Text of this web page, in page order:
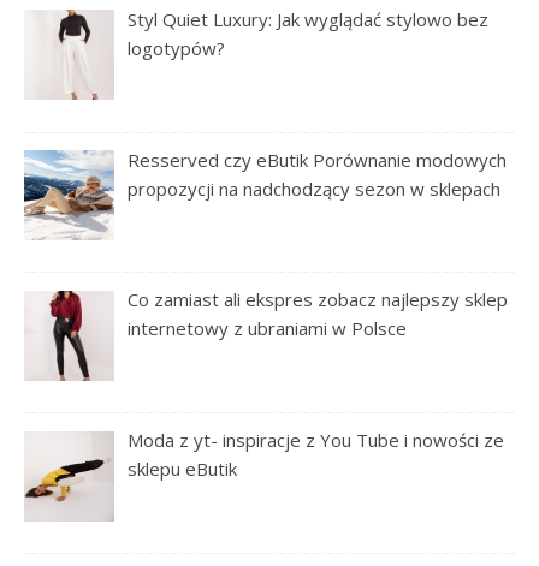
Styl Quiet Luxury: Jak wyglądać stylowo bez
logotypów?
Resserved czy eButik Porównanie modowych
propozycji na nadchodzący sezon w sklepach
Co zamiast ali ekspres zobacz najlepszy sklep
internetowy z ubraniami w Polsce
Moda z yt- inspiracje z You Tube i nowości ze
sklepu eButik